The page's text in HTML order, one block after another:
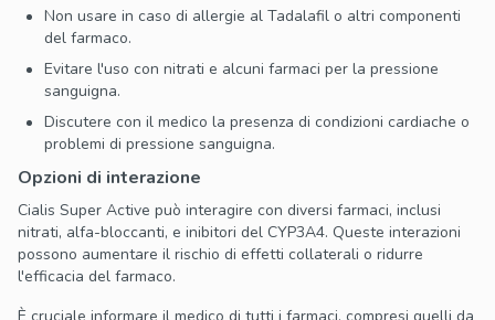
Non usare in caso di allergie al Tadalafil o altri componenti
del farmaco.
Evitare l'uso con nitrati e alcuni farmaci per la pressione
sanguigna.
Discutere con il medico la presenza di condizioni cardiache o
problemi di pressione sanguigna.
Opzioni di interazione
Cialis Super Active può interagire con diversi farmaci, inclusi
nitrati, alfa-bloccanti, e inibitori del CYP3A4. Queste interazioni
possono aumentare il rischio di effetti collaterali o ridurre
l'efficacia del farmaco.